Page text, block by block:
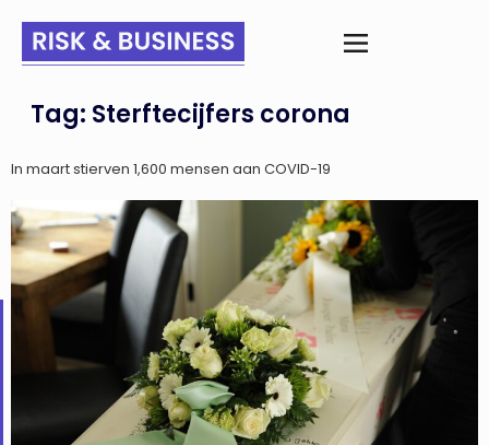
Tag: Sterftecijfers corona
In maart stierven 1,600 mensen aan COVID-19